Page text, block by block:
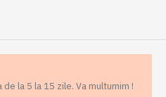
la 5 la 15 zile. Va multumim !